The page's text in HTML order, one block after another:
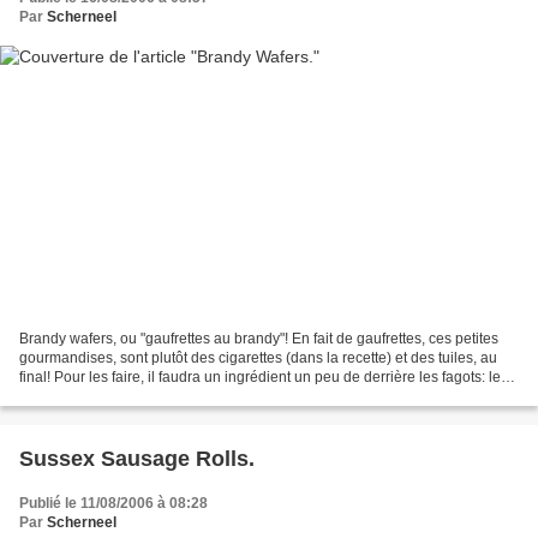
Par Scherneel
Brandy wafers, ou "gaufrettes au brandy"! En fait de gaufrettes, ces petites
gourmandises, sont plutôt des cigarettes (dans la recette) et des tuiles, au
final! Pour les faire, il faudra un ingrédient un peu de derrière les fagots: le
Sussex Sausage Rolls.
Publié le 11/08/2006 à 08:28
Par Scherneel